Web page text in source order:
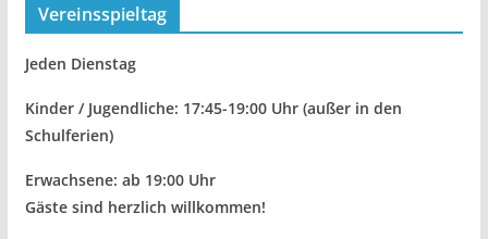
Vereinsspieltag
Jeden Dienstag
Kinder / Jugendliche: 17:45-19:00 Uhr (außer in den
Schulferien)
Erwachsene: ab 19:00 Uhr
Gäste sind herzlich willkommen!